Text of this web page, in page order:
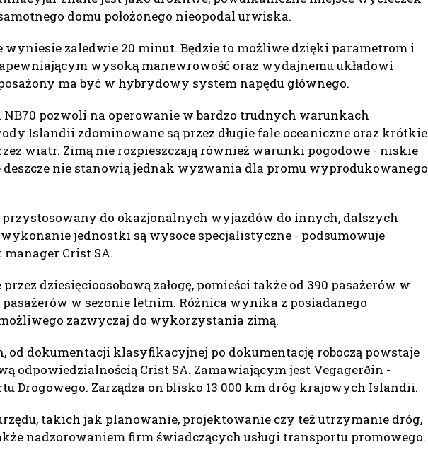
domu położonego nieopodal urwiska.
wyniesie zaledwie 20 minut. Będzie to możliwe dzięki parametrom i
wysoką manewrowość oraz wydajnemu układowi
ma być w hybrydowy system napędu głównego.
pozwoli na operowanie w bardzo trudnych warunkach
Islandii zdominowane są przez długie fale oceaniczne oraz krótkie
wiatr. Zimą nie rozpieszczają również warunki pogodowe - niskie
nie stanowią jednak wyzwania dla promu wyprodukowanego
przystosowany do okazjonalnych wyjazdów do innych, dalszych
jednostki są wysoce specjalistyczne - podsumowuje
manager Crist SA.
dziesięcioosobową załogę, pomieści także od 390 pasażerów w
w sezonie letnim. Różnica wynika z posiadanego
zazwyczaj do wykorzystania zimą.
od dokumentacji klasyfikacyjnej po dokumentację roboczą powstaje
odpowiedzialnością Crist SA. Zamawiającym jest Vegagerðin -
Drogowego. Zarządza on blisko 13 000 km dróg krajowych Islandii.
takich jak planowanie, projektowanie czy też utrzymanie dróg,
nadzorowaniem firm świadczących usługi transportu promowego.